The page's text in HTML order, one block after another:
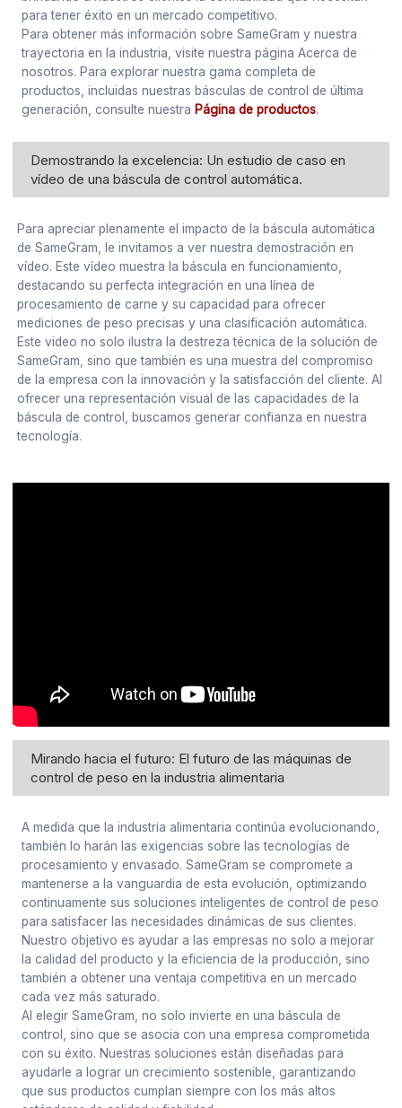
para tener éxito en un mercado competitivo.
Para obtener más información sobre SameGram y nuestra
trayectoria en la industria, visite nuestra página Acerca de
nosotros. Para explorar nuestra gama completa de
productos, incluidas nuestras básculas de control de última
generación, consulte nuestra Página de productos.
Demostrando la excelencia: Un estudio de caso en
vídeo de una báscula de control automática.
Para apreciar plenamente el impacto de la báscula automática
de SameGram, le invitamos a ver nuestra demostración en
vídeo. Este vídeo muestra la báscula en funcionamiento,
destacando su perfecta integración en una línea de
procesamiento de carne y su capacidad para ofrecer
mediciones de peso precisas y una clasificación automática.
Este video no solo ilustra la destreza técnica de la solución de
SameGram, sino que también es una muestra del compromiso
de la empresa con la innovación y la satisfacción del cliente. Al
ofrecer una representación visual de las capacidades de la
báscula de control, buscamos generar confianza en nuestra
tecnología.
Mirando hacia el futuro: El futuro de las máquinas de
control de peso en la industria alimentaria
A medida que la industria alimentaria continúa evolucionando,
también lo harán las exigencias sobre las tecnologías de
procesamiento y envasado. SameGram se compromete a
mantenerse a la vanguardia de esta evolución, optimizando
continuamente sus soluciones inteligentes de control de peso
para satisfacer las necesidades dinámicas de sus clientes.
Nuestro objetivo es ayudar a las empresas no solo a mejorar
la calidad del producto y la eficiencia de la producción, sino
también a obtener una ventaja competitiva en un mercado
cada vez más saturado.
Al elegir SameGram, no solo invierte en una báscula de
control, sino que se asocia con una empresa comprometida
con su éxito. Nuestras soluciones están diseñadas para
ayudarle a lograr un crecimiento sostenible, garantizando
que sus productos cumplan siempre con los más altos